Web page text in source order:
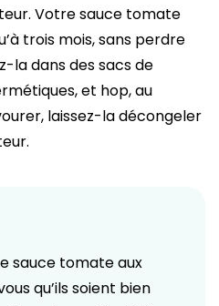
Votre sauce tomate
trois mois, sans perdre
la dans des sacs de
et hop, au
laissez-la décongeler
sauce tomate aux
qu’ils soient bien